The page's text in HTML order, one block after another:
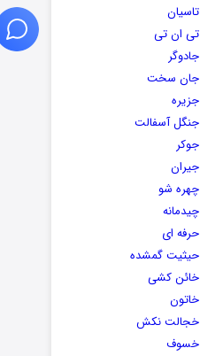
تاسیان
تی ان تی
جادوگر
جان سخت
جزیره
جنگل آسفالت
جوکر
جیران
چهره شو
چیدمانه
حرفه ای
حیثیت گمشده
خائن کشی
خاتون
خجالت نکش
خسوف